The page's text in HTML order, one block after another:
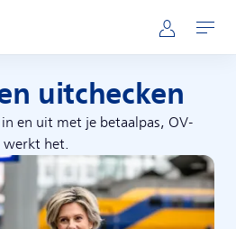
ns.nl Mijn NS
Openen
uitchecken
en uit met je betaalpas, OV-
werkt het.